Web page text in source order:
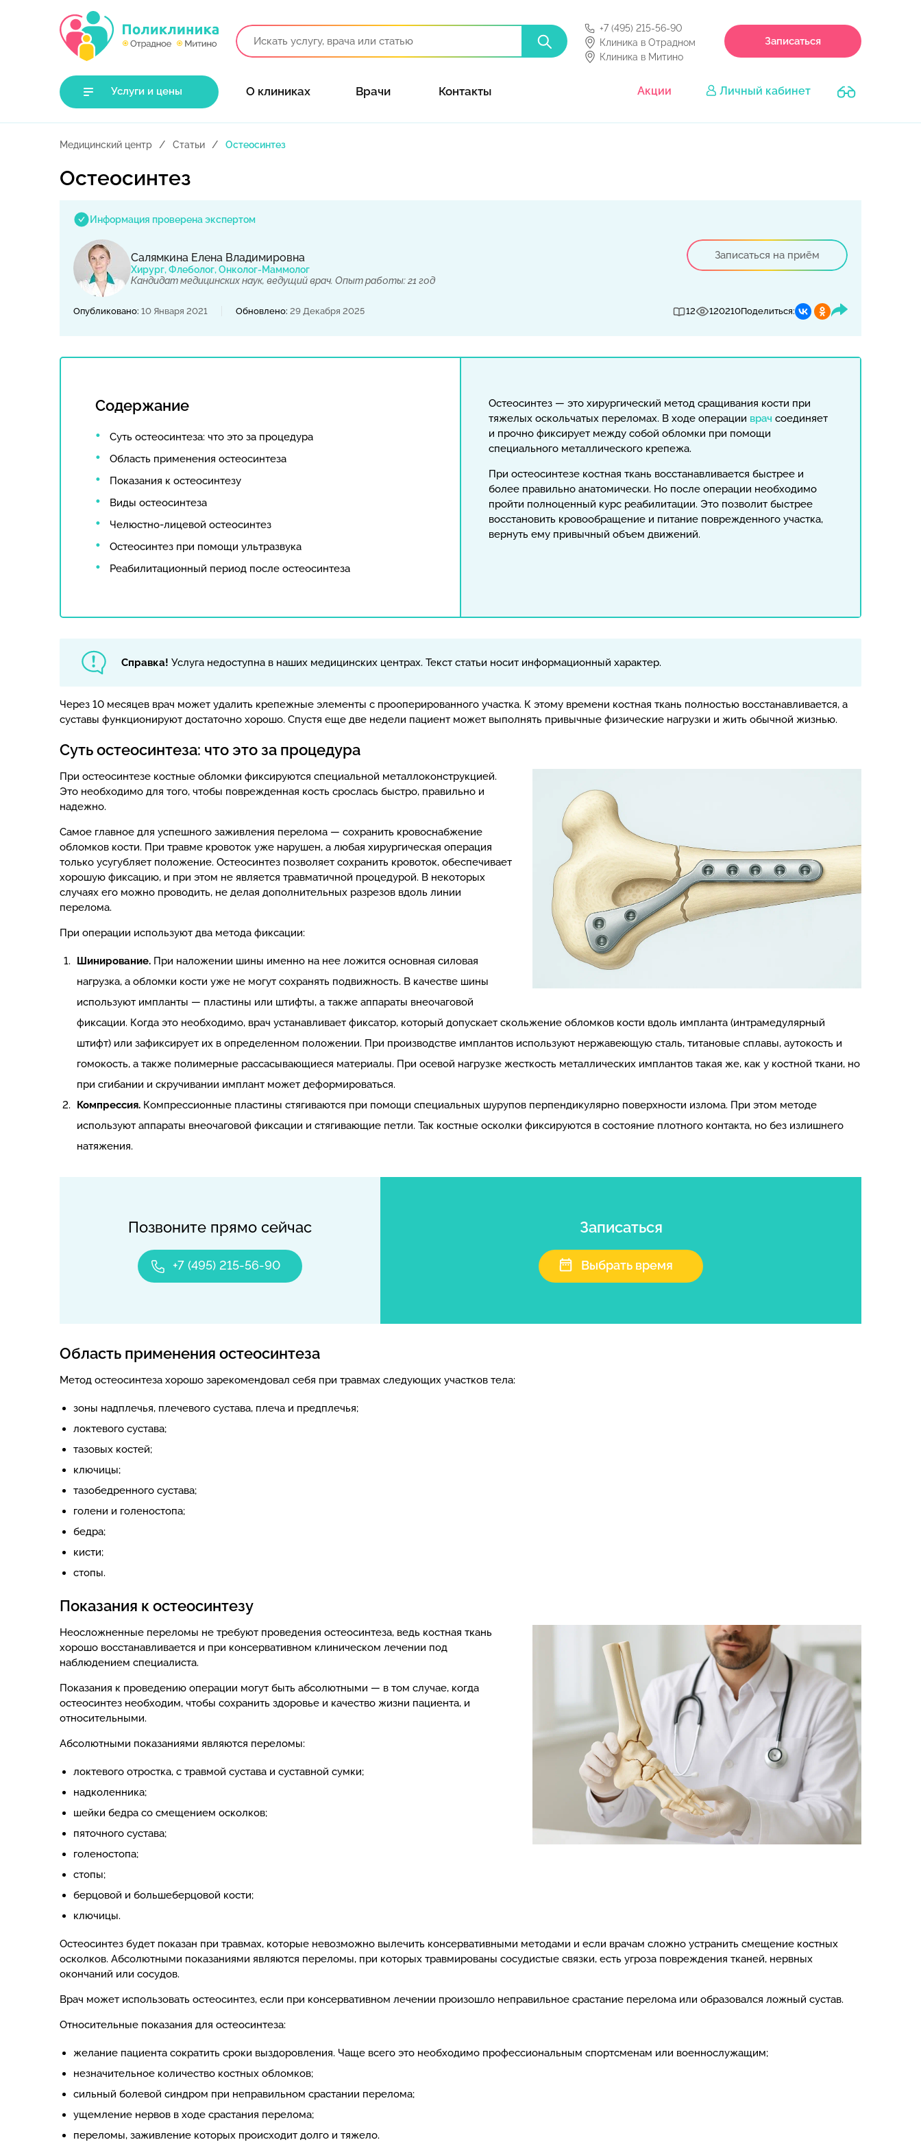
+7 (495) 215-56-90
Клиника в Отрадном
Клиника в Митино
Записаться
Услуги и цены О клиниках Врачи Контакты Акции Личный кабинет
Медицинский центр Статьи Остеосинтез
Остеосинтез
Информация проверена экспертом
Салямкина Елена Владимировна
Хирург, Флеболог, Онколог-Маммолог
Кандидат медицинских наук, ведущий врач. Опыт работы: 21 год
Записаться на приём
Опубликовано: 10 Января 2021 Обновлено: 29 Декабря 2025 12 120210Поделиться:
Содержание
Суть остеосинтеза: что это за процедура
Область применения остеосинтеза
Показания к остеосинтезу
Виды остеосинтеза
Челюстно-лицевой остеосинтез
Остеосинтез при помощи ультразвука
Реабилитационный период после остеосинтеза
Остеосинтез — это хирургический метод сращивания кости при
тяжелых оскольчатых переломах. В ходе операции врач соединяет
и прочно фиксирует между собой обломки при помощи
специального металлического крепежа.
При остеосинтезе костная ткань восстанавливается быстрее и
более правильно анатомически. Но после операции необходимо
пройти полноценный курс реабилитации. Это позволит быстрее
восстановить кровообращение и питание поврежденного участка,
вернуть ему привычный объем движений.
Справка! Услуга недоступна в наших медицинских центрах. Текст статьи носит информационный характер.
Через 10 месяцев врач может удалить крепежные элементы с прооперированного участка. К этому времени костная ткань полностью восстанавливается, а
суставы функционируют достаточно хорошо. Спустя еще две недели пациент может выполнять привычные физические нагрузки и жить обычной жизнью.
Суть остеосинтеза: что это за процедура
При остеосинтезе костные обломки фиксируются специальной металлоконструкцией.
Это необходимо для того, чтобы поврежденная кость срослась быстро, правильно и
надежно.
Самое главное для успешного заживления перелома — сохранить кровоснабжение
обломков кости. При травме кровоток уже нарушен, а любая хирургическая операция
только усугубляет положение. Остеосинтез позволяет сохранить кровоток, обеспечивает
хорошую фиксацию, и при этом не является травматичной процедурой. В некоторых
случаях его можно проводить, не делая дополнительных разрезов вдоль линии
перелома.
При операции используют два метода фиксации:
Шинирование. При наложении шины именно на нее ложится основная силовая
нагрузка, а обломки кости уже не могут сохранять подвижность. В качестве шины
используют импланты — пластины или штифты, а также аппараты внеочаговой
фиксации. Когда это необходимо, врач устанавливает фиксатор, который допускает скольжение обломков кости вдоль импланта (интрамедулярный
штифт) или зафиксирует их в определенном положении. При производстве имплантов используют нержавеющую сталь, титановые сплавы, аутокость и
гомокость, а также полимерные рассасывающиеся материалы. При осевой нагрузке жесткость металлических имплантов такая же, как у костной ткани, но
при сгибании и скручивании имплант может деформироваться.
Компрессия. Компрессионные пластины стягиваются при помощи специальных шурупов перпендикулярно поверхности излома. При этом методе
используют аппараты внеочаговой фиксации и стягивающие петли. Так костные осколки фиксируются в состояние плотного контакта, но без излишнего
натяжения.
Позвоните прямо сейчас
+7 (495) 215-56-90
Записаться
Выбрать время
Область применения остеосинтеза
Метод остеосинтеза хорошо зарекомендовал себя при травмах следующих участков тела:
зоны надплечья, плечевого сустава, плеча и предплечья;
локтевого сустава;
тазовых костей;
ключицы;
тазобедренного сустава;
голени и голеностопа;
бедра;
кисти;
стопы.
Показания к остеосинтезу
Неосложненные переломы не требуют проведения остеосинтеза, ведь костная ткань
хорошо восстанавливается и при консервативном клиническом лечении под
наблюдением специалиста.
Показания к проведению операции могут быть абсолютными — в том случае, когда
остеосинтез необходим, чтобы сохранить здоровье и качество жизни пациента, и
относительными.
Абсолютными показаниями являются переломы:
локтевого отростка, с травмой сустава и суставной сумки;
надколенника;
шейки бедра со смещением осколков;
пяточного сустава;
голеностопа;
стопы;
берцовой и большеберцовой кости;
ключицы.
Остеосинтез будет показан при травмах, которые невозможно вылечить консервативными методами и если врачам сложно устранить смещение костных
осколков. Абсолютными показаниями являются переломы, при которых травмированы сосудистые связки, есть угроза повреждения тканей, нервных
окончаний или сосудов.
Врач может использовать остеосинтез, если при консервативном лечении произошло неправильное срастание перелома или образовался ложный сустав.
Относительные показания для остеосинтеза:
желание пациента сократить сроки выздоровления. Чаще всего это необходимо профессиональным спортсменам или военнослужащим;
незначительное количество костных обломков;
сильный болевой синдром при неправильном срастании перелома;
ущемление нервов в ходе срастания перелома;
переломы, заживление которых происходит долго и тяжело.